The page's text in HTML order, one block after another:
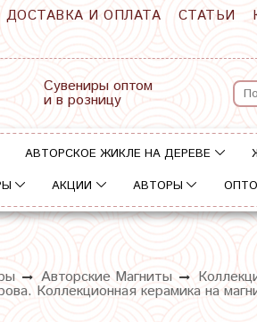
ДОСТАВКА И ОПЛАТА СТАТЬИ
Сувениры оптом
и в розницу
АВТОРСКОЕ ЖИКЛЕ НА ДЕРЕВЕ
АКЦИИ АВТОРЫ
Авторские Магниты
Коллекционная керамика на